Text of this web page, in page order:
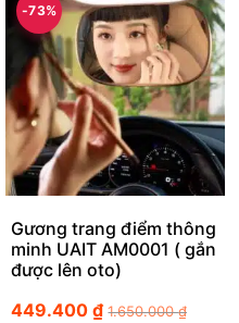
-73%
Gương trang điểm thông
minh UAIT AM0001 ( gắn
được lên oto)
449.400₫ 1.650.000₫